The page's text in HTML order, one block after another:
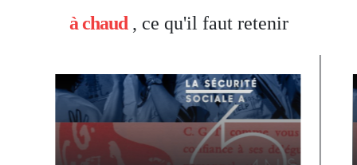
à chaud, ce qu'il faut retenir